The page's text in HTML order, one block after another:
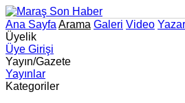
Ana Sayfa Arama Galeri Video
Üyelik
Üye Girişi
Yayın/Gazete
Yayınlar
Kategoriler